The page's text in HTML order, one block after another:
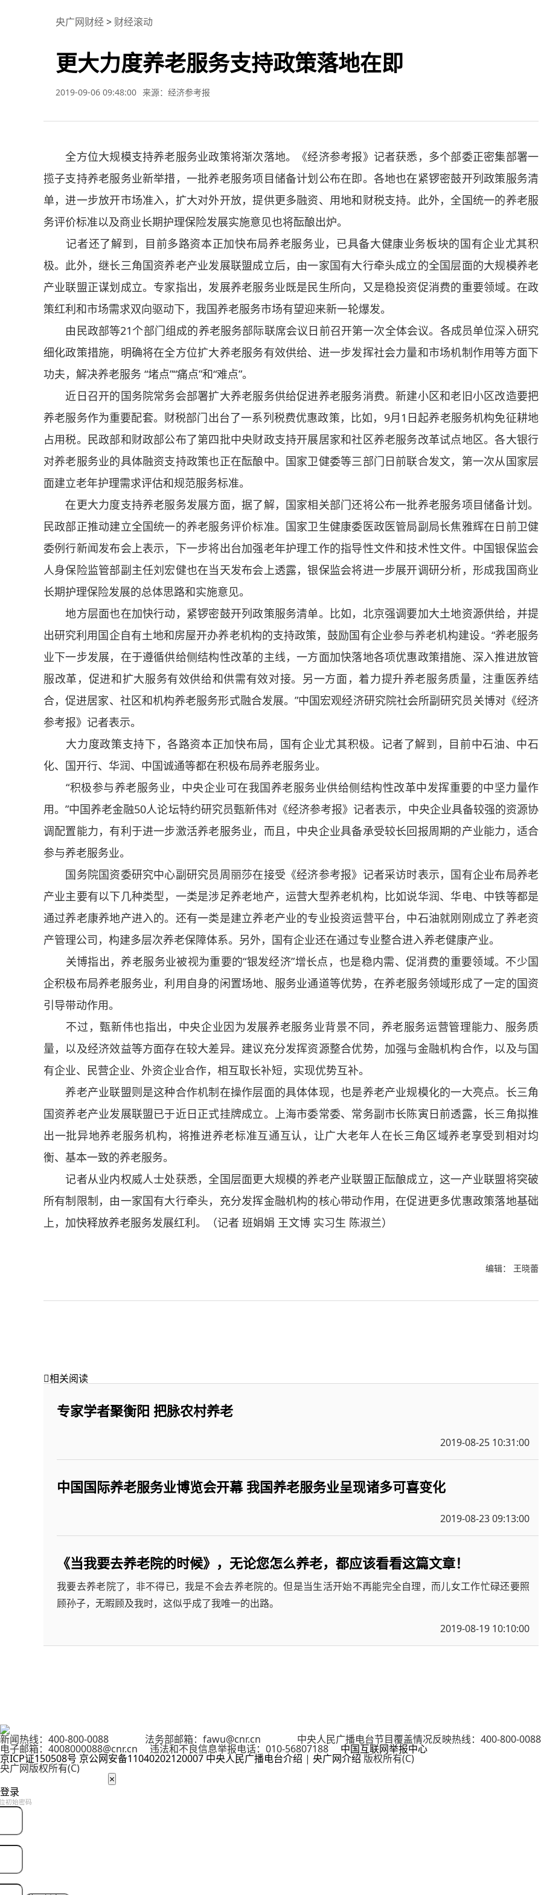
央广网财经> 财经滚动
更大力度养老服务支持政策落地在即
2019-09-06 09:48:00 来源：经济参考报
全方位大规模支持养老服务业政策将渐次落地。《经济参考报》记者获悉，多个部委正密集部署一
揽子支持养老服务业新举措，一批养老服务项目储备计划公布在即。各地也在紧锣密鼓开列政策服务清
单，进一步放开市场准入，扩大对外开放，提供更多融资、用地和财税支持。此外，全国统一的养老服
务评价标准以及商业长期护理保险发展实施意见也将酝酿出炉。
记者还了解到，目前多路资本正加快布局养老服务业，已具备大健康业务板块的国有企业尤其积
极。此外，继长三角国资养老产业发展联盟成立后，由一家国有大行牵头成立的全国层面的大规模养老
产业联盟正谋划成立。专家指出，发展养老服务业既是民生所向，又是稳投资促消费的重要领域。在政
策红利和市场需求双向驱动下，我国养老服务市场有望迎来新一轮爆发。
由民政部等21个部门组成的养老服务部际联席会议日前召开第一次全体会议。各成员单位深入研究
细化政策措施，明确将在全方位扩大养老服务有效供给、进一步发挥社会力量和市场机制作用等方面下
功夫，解决养老服务 “堵点”“痛点”和“难点”。
近日召开的国务院常务会部署扩大养老服务供给促进养老服务消费。新建小区和老旧小区改造要把
养老服务作为重要配套。财税部门出台了一系列税费优惠政策，比如，9月1日起养老服务机构免征耕地
占用税。民政部和财政部公布了第四批中央财政支持开展居家和社区养老服务改革试点地区。各大银行
对养老服务业的具体融资支持政策也正在酝酿中。国家卫健委等三部门日前联合发文，第一次从国家层
面建立老年护理需求评估和规范服务标准。
在更大力度支持养老服务发展方面，据了解，国家相关部门还将公布一批养老服务项目储备计划。
民政部正推动建立全国统一的养老服务评价标准。国家卫生健康委医政医管局副局长焦雅辉在日前卫健
委例行新闻发布会上表示，下一步将出台加强老年护理工作的指导性文件和技术性文件。中国银保监会
人身保险监管部副主任刘宏健也在当天发布会上透露，银保监会将进一步展开调研分析，形成我国商业
长期护理保险发展的总体思路和实施意见。
地方层面也在加快行动，紧锣密鼓开列政策服务清单。比如，北京强调要加大土地资源供给，并提
出研究利用国企自有土地和房屋开办养老机构的支持政策，鼓励国有企业参与养老机构建设。“养老服务
业下一步发展，在于遵循供给侧结构性改革的主线，一方面加快落地各项优惠政策措施、深入推进放管
服改革，促进和扩大服务有效供给和供需有效对接。另一方面，着力提升养老服务质量，注重医养结
合，促进居家、社区和机构养老服务形式融合发展。”中国宏观经济研究院社会所副研究员关博对《经济
参考报》记者表示。
大力度政策支持下，各路资本正加快布局，国有企业尤其积极。记者了解到，目前中石油、中石
化、国开行、华润、中国诚通等都在积极布局养老服务业。
“积极参与养老服务业，中央企业可在我国养老服务业供给侧结构性改革中发挥重要的中坚力量作
用。”中国养老金融50人论坛特约研究员甄新伟对《经济参考报》记者表示，中央企业具备较强的资源协
调配置能力，有利于进一步激活养老服务业，而且，中央企业具备承受较长回报周期的产业能力，适合
参与养老服务业。
国务院国资委研究中心副研究员周丽莎在接受《经济参考报》记者采访时表示，国有企业布局养老
产业主要有以下几种类型，一类是涉足养老地产，运营大型养老机构，比如说华润、华电、中铁等都是
通过养老康养地产进入的。还有一类是建立养老产业的专业投资运营平台，中石油就刚刚成立了养老资
产管理公司，构建多层次养老保障体系。另外，国有企业还在通过专业整合进入养老健康产业。
关博指出，养老服务业被视为重要的“银发经济”增长点，也是稳内需、促消费的重要领域。不少国
企积极布局养老服务业，利用自身的闲置场地、服务业通道等优势，在养老服务领域形成了一定的国资
引导带动作用。
不过，甄新伟也指出，中央企业因为发展养老服务业背景不同，养老服务运营管理能力、服务质
量，以及经济效益等方面存在较大差异。建议充分发挥资源整合优势，加强与金融机构合作，以及与国
有企业、民营企业、外资企业合作，相互取长补短，实现优势互补。
养老产业联盟则是这种合作机制在操作层面的具体体现，也是养老产业规模化的一大亮点。长三角
国资养老产业发展联盟已于近日正式挂牌成立。上海市委常委、常务副市长陈寅日前透露，长三角拟推
出一批异地养老服务机构，将推进养老标准互通互认，让广大老年人在长三角区域养老享受到相对均
衡、基本一致的养老服务。
记者从业内权威人士处获悉，全国层面更大规模的养老产业联盟正酝酿成立，这一产业联盟将突破
所有制限制，由一家国有大行牵头，充分发挥金融机构的核心带动作用，在促进更多优惠政策落地基础
上，加快释放养老服务发展红利。（记者 班娟娟 王文博 实习生 陈淑兰）
编辑： 王晓蕾
相关阅读
专家学者聚衡阳 把脉农村养老
2019-08-25 10:31:00
中国国际养老服务业博览会开幕 我国养老服务业呈现诸多可喜变化
2019-08-23 09:13:00
《当我要去养老院的时候》，无论您怎么养老，都应该看看这篇文章！
我要去养老院了，非不得已，我是不会去养老院的。但是当生活开始不再能完全自理，而儿女工作忙碌还要照
顾孙子，无暇顾及我时，这似乎成了我唯一的出路。
2019-08-19 10:10:00
新闻热线：400-800-0088 法务部邮箱：fawu@cnr.cn 中央人民广播电台节目覆盖情况反映热线：400-800-0088
电子邮箱：4008000088@cnr.cn 违法和不良信息举报电话：010-56807188 中国互联网举报中心
京ICP证150508号 京公网安备11040202120007 中央人民广播电台介绍 | 央广网介绍 版权所有(C)
央广网版权所有(C)
×
录
初始密码